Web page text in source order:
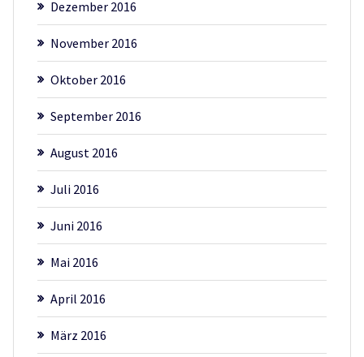
Dezember 2016
November 2016
Oktober 2016
September 2016
August 2016
Juli 2016
Juni 2016
Mai 2016
April 2016
März 2016